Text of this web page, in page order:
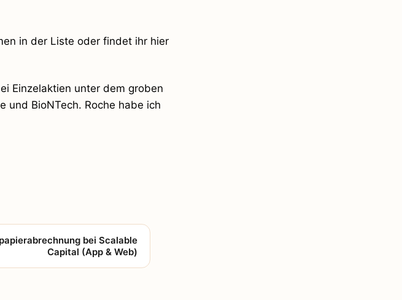
in der Liste oder findet ihr hier
Einzelaktien unter dem groben
und BioNTech. Roche habe ich
bei Scalable
Capital (App & Web)